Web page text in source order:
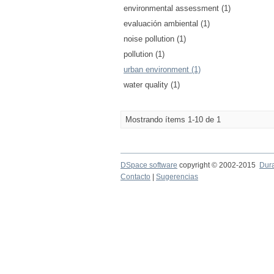
environmental assessment (1)
evaluación ambiental (1)
noise pollution (1)
pollution (1)
urban environment (1)
water quality (1)
Mostrando ítems 1-10 de 1
DSpace software copyright © 2002-2015
Contacto
Sugerencias